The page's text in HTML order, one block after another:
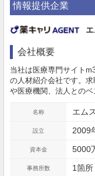
情報提供企業
会社概要
当社は医療専門サイト
の人材紹介会社です。
や医療機関、法人とのベ
名称 エム
設立 2009
資本金 5000
事務所数 1箇所